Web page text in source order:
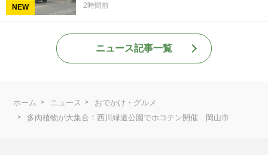
NEW 2時間前
ニュース記事一覧
ホーム ニュース
おでかけ・グルメ
多肉植物が大集合！西川緑道公園でホコテン開催 岡山市